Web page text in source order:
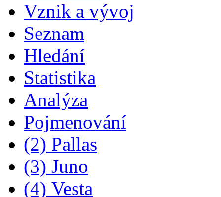
Vznik a vývoj
Seznam
Hledání
Statistika
Analýza
Pojmenování
(2) Pallas
(3) Juno
(4) Vesta